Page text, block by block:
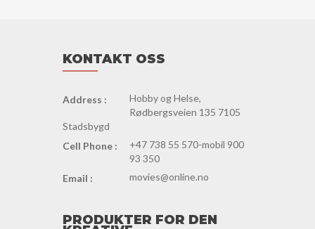
KONTAKT OSS
Address :
Hobby og Helse,
Rødbergsveien 135 7105
Stadsbygd
Cell Phone :
+47 738 55 570-mobil 900
93 350
Email :
movies@online.no
PRODUKTER FOR DEN